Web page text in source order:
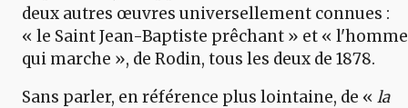
deux autres œuvres universellement connues :
« le Saint Jean-Baptiste prêchant » et « l'homme
qui marche », de Rodin, tous les deux de 1878.
Sans parler, en référence plus lointaine, de « la